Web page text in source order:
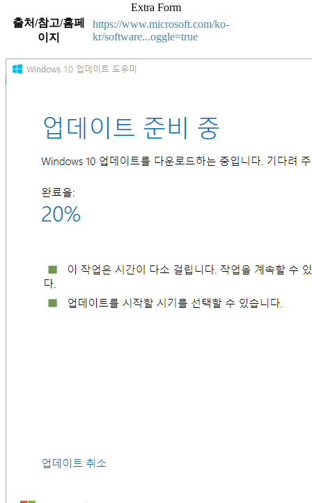
Extra Form
출처/참고/홈페
이지
https://www.microsoft.com/ko-
kr/software...oggle=true